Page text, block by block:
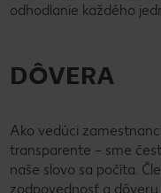
odhodlanie každého
DÔVERA
Ako vedúci
transparente – sme
naše slovo sa počíta.
zodpovednosť a